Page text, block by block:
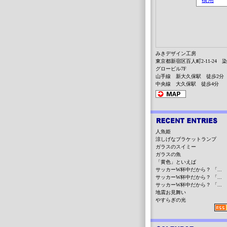
みきデザイン工房
東京都新宿区百人町2-11-24
グロービル7F
山手線 新大久保駅 徒歩2分
中央線 大久保駅 徒歩4分
人魚姫
涼しげなブラケットランプ
ガラスのスイミー
ガラスの魚
「黄色」といえば
サッカーW杯中だから？ 「...
サッカーW杯中だから？ 「...
サッカーW杯中だから？ 「...
地震お見舞い
やすらぎの光